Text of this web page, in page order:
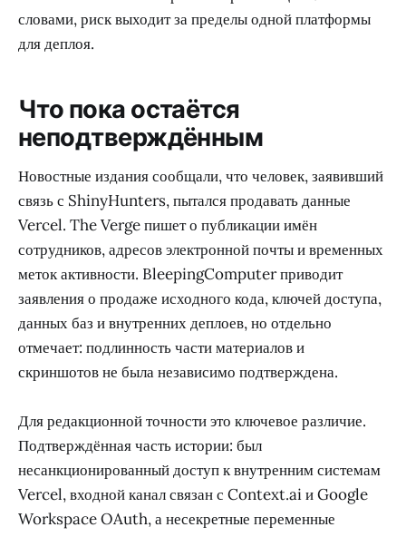
словами, риск выходит за пределы одной платформы
для деплоя.
Что пока остаётся
неподтверждённым
Новостные издания сообщали, что человек, заявивший
связь с ShinyHunters, пытался продавать данные
Vercel. The Verge пишет о публикации имён
сотрудников, адресов электронной почты и временных
меток активности. BleepingComputer приводит
заявления о продаже исходного кода, ключей доступа,
данных баз и внутренних деплоев, но отдельно
отмечает: подлинность части материалов и
скриншотов не была независимо подтверждена.
Для редакционной точности это ключевое различие.
Подтверждённая часть истории: был
несанкционированный доступ к внутренним системам
Vercel, входной канал связан с Context.ai и Google
Workspace OAuth, а несекретные переменные